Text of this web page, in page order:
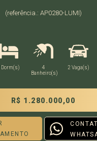
(referência.: AP0280-LUMI)
Dorm(s)
4
Banheiro(s)
2 Vaga(s)
R$ 1.280.000,00